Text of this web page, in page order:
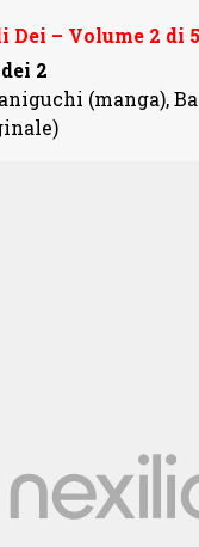
Dei – Volume 2 di 5
(manga),